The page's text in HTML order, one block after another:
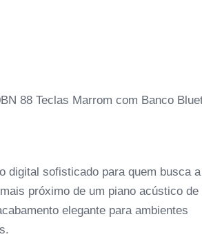
88 Teclas Marrom com Banco
digital sofisticado para quem busca a
próximo de um piano acústico de
elegante para ambientes